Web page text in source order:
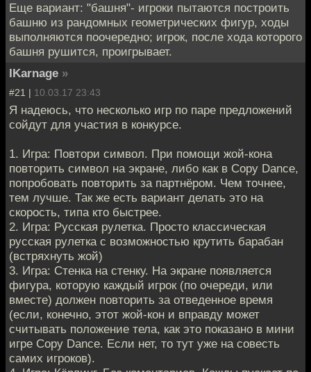
Еще вариант: "башня"- игроки пытаются построить
башню из рандомных геометрических фигур, ходы
выполняются поочередно; игрок, после хода которого
башня рушится, проигрывает.
IKarnage »
#21 | 10.03.17 23:43
Я надеюсь, что несколько игр по паре предложений
сойдут для участия в конкурсе.
1. Игра: Повтори символ. При помощи жой-кона
повторить символ на экране, либо как в Copy Dance,
попробовать повторить за партнёром. Чем точнее,
тем лучше. Так же есть вариант делать это на
скорость, типа кто быстрее.
2. Игра: Русская рулетка. Просто классическая
русская рулетка с возможностью крутить барабан
(встряхнуть жой)
3. Игра: Стенка на стенку. На экране появляется
фигура, которую каждый игрок (по очереди, или
вместе) должен повторить за отведенное время
(если, конечно, этот жой-кон и вправду может
считывать положение тела, как это показано в мини
игре Copy Dance. Если нет, то тут уже на совесть
самих игроков).